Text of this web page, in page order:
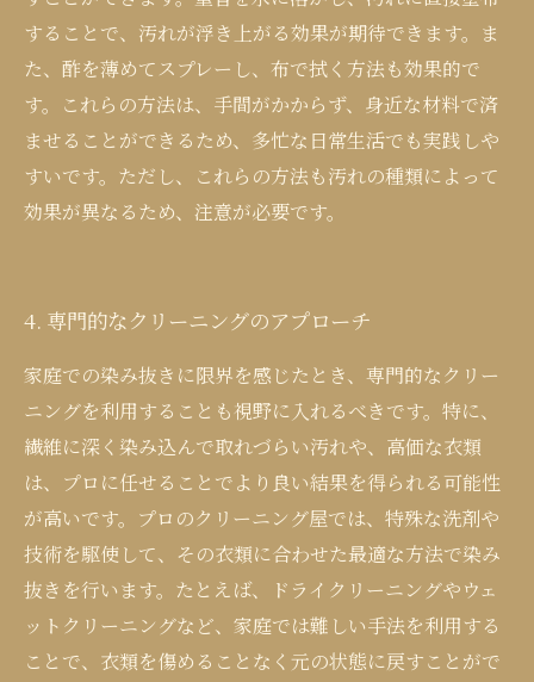
することで、汚れが浮き上がる効果が期待できます。ま
た、酢を薄めてスプレーし、布で拭く方法も効果的で
す。これらの方法は、手間がかからず、身近な材料で済
ませることができるため、多忙な日常生活でも実践しや
すいです。ただし、これらの方法も汚れの種類によって
効果が異なるため、注意が必要です。
4. 専門的なクリーニングのアプローチ
家庭での染み抜きに限界を感じたとき、専門的なクリー
ニングを利用することも視野に入れるべきです。特に、
繊維に深く染み込んで取れづらい汚れや、高価な衣類
は、プロに任せることでより良い結果を得られる可能性
が高いです。プロのクリーニング屋では、特殊な洗剤や
技術を駆使して、その衣類に合わせた最適な方法で染み
抜きを行います。たとえば、ドライクリーニングやウェ
ットクリーニングなど、家庭では難しい手法を利用する
ことで、衣類を傷めることなく元の状態に戻すことがで